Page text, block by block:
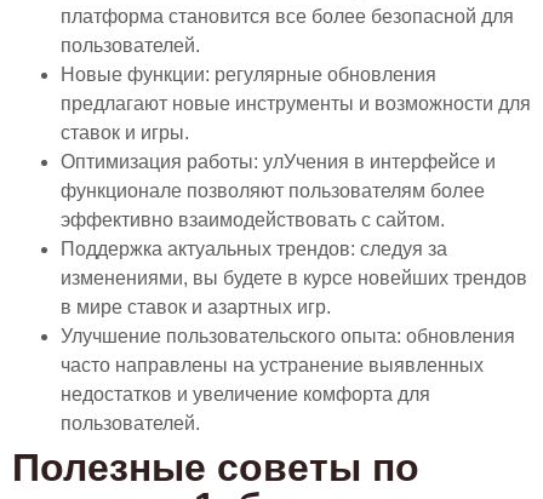
платформа становится все более безопасной для
пользователей.
Новые функции: регулярные обновления
предлагают новые инструменты и возможности для
ставок и игры.
Оптимизация работы: улУчения в интерфейсе и
функционале позволяют пользователям более
эффективно взаимодействовать с сайтом.
Поддержка актуальных трендов: следуя за
изменениями, вы будете в курсе новейших трендов
в мире ставок и азартных игр.
Улучшение пользовательского опыта: обновления
часто направлены на устранение выявленных
недостатков и увеличение комфорта для
пользователей.
Полезные советы по